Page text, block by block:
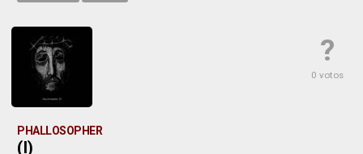
?
0 votos
PHALLOSOPHER
(I)